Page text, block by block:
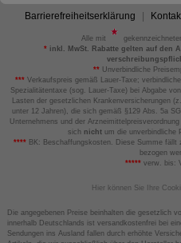
Barrierefreiheitserklärung
Alle mit
*inkl. MwSt. Rabatte gelten auf den
** Unverbindliche
*** Verkaufspreis gemäß Lauer-Taxe;
Spezialitätentaxe (sog. Lauer-Taxe) bei Abgabe
Lasten der gesetzlichen Krankenversicherungen
unter 12 Jahren), die sich gemäß §129 Abs. 5a
Unternehmens und der
sich nicht um die unverbindliche
****BK: Beschaffungskosten. Diese Summe fällt
bezogen
*****verw. bis:
Hier können Sie Ihre
Die angegebenen Preise beinhalten die gesetzlich
innerhalb Deutschlands ist versandkostenfrei bei
Sendungen ins Ausland fallen durch erhöhte